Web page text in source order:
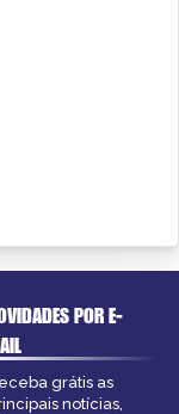
POR E-
grátis as
notícias,